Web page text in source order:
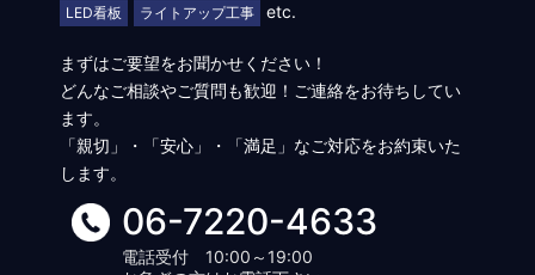
LED看板
ライトアップ工事 etc.
まずはご要望をお聞かせください！
どんなご相談やご質問も歓迎！ご連絡をお待ちしてい
ます。
「親切」・「安心」・「満足」なご対応をお約束いた
します。
06-7220-4633
電話受付 10:00～19:00